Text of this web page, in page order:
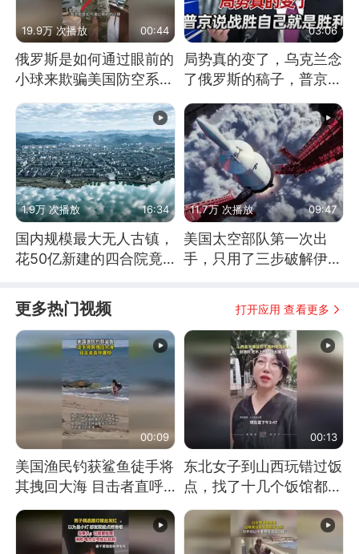
19.9万 次播放 00:44
俄罗斯是如何通过眼前的
小球来欺骗美国防空系统
03:06
局势真的变了，乌克兰念
了俄罗斯的稿子，普京说
1.9万 次播放 16:34
国内规模最大无人古镇，
花50亿新建的四合院竟
11.7万 次播放 09:47
美国太空部队第一次出
手，只用了三步破解伊朗
更多热门视频 打开应用 查看更多
00:09
美国渔民钓获鲨鱼徒手将
其拽回大海 目击者直呼
震惊 （视频来源：参考
消息）
00:13
东北女子到山西玩错过饭
点，找了十几个饭馆都没
开门：午休到几点